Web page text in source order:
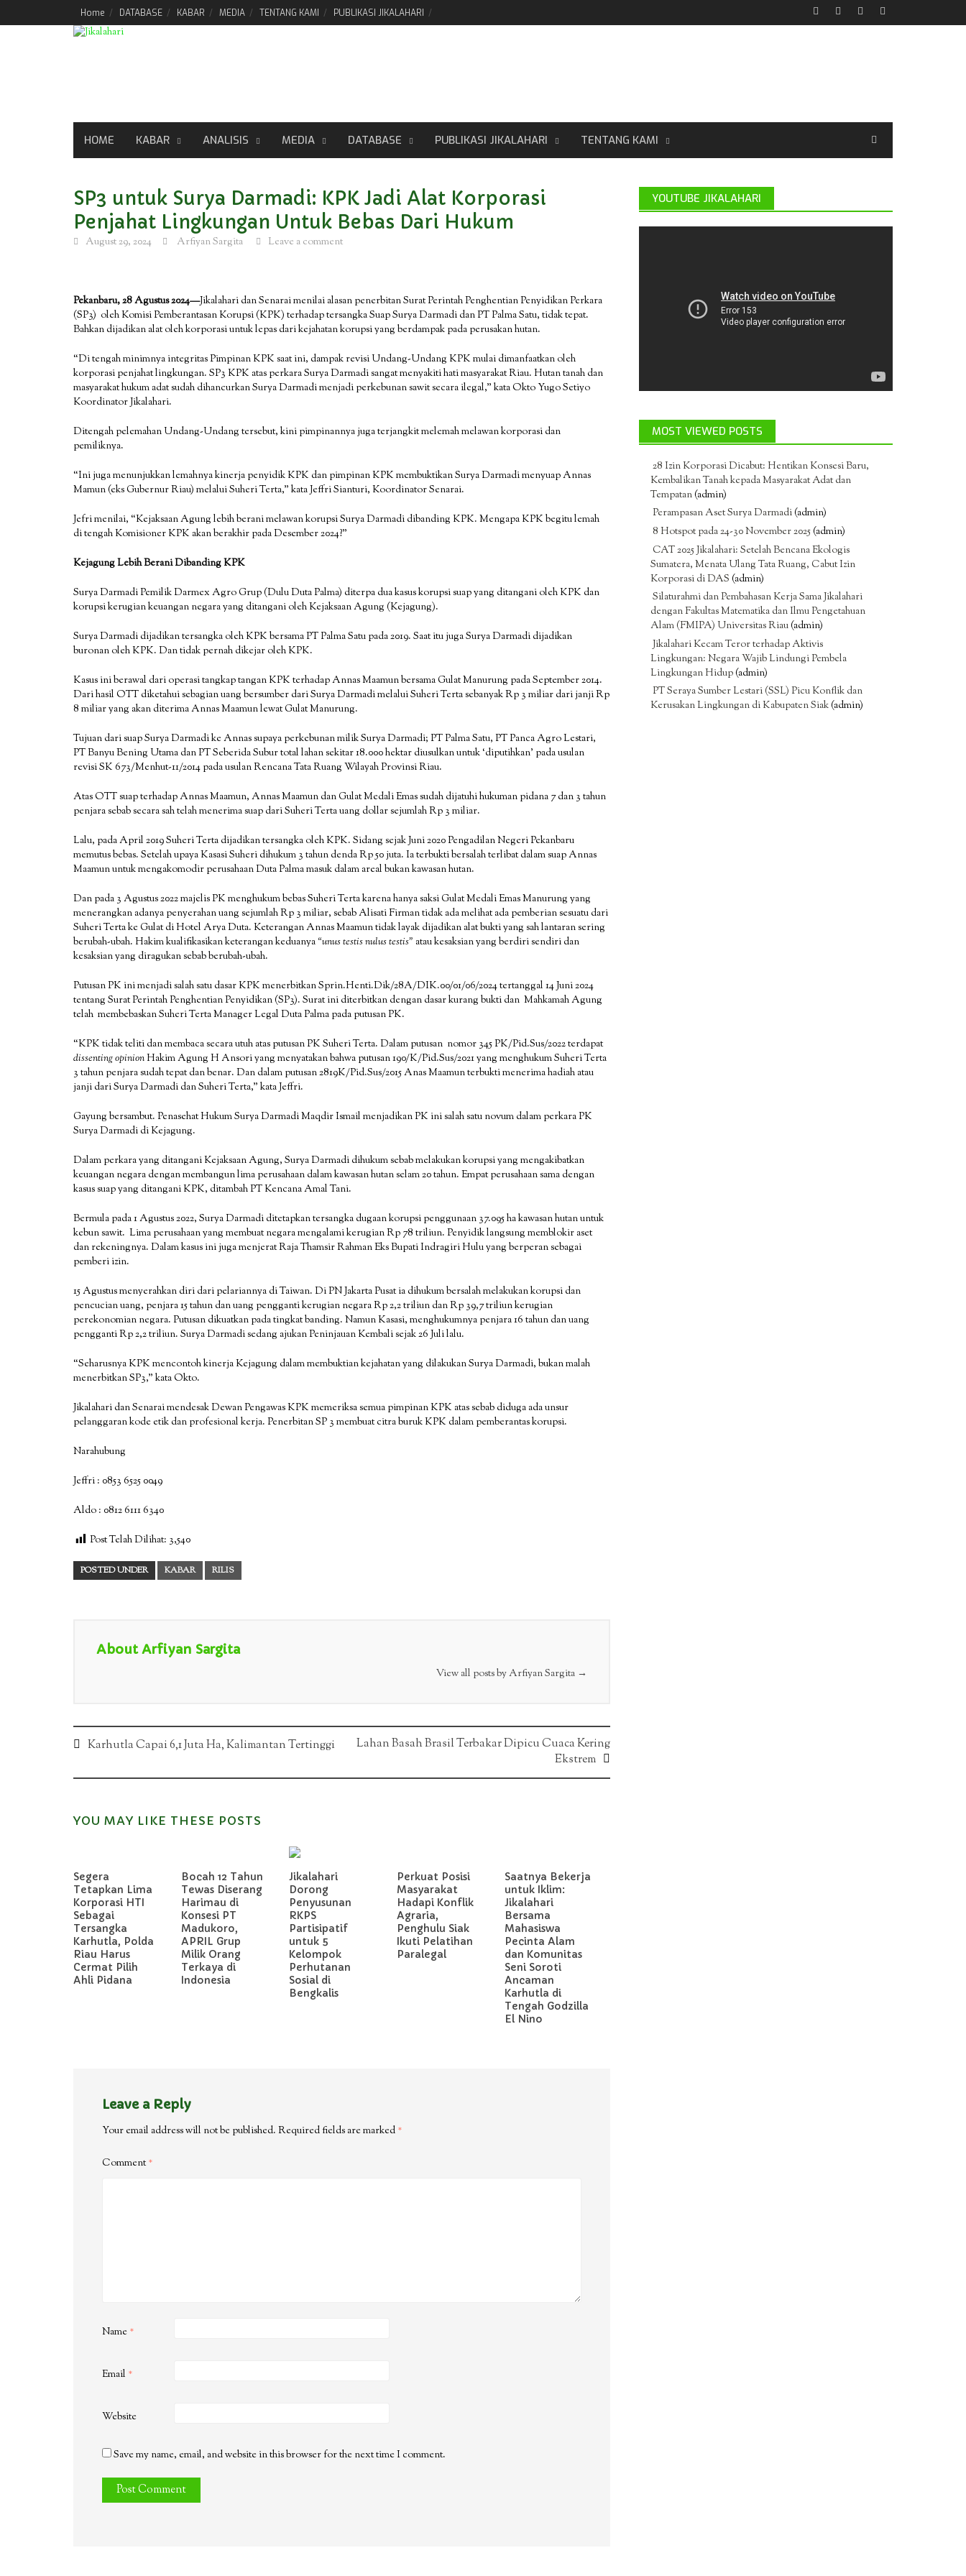
Home DATABASE KABAR MEDIA TENTANG KAMI PUBLIKASI JIKALAHARI
HOME KABAR ANALISIS MEDIA DATABASE PUBLIKASI JIKALAHARI TENTANG KAMI
SP3 untuk Surya Darmadi: KPK Jadi Alat Korporasi
Penjahat Lingkungan Untuk Bebas Dari Hukum
August 29, 2024 Arfiyan Sargita Leave a comment
Pekanbaru, 28 Agustus 2024—Jikalahari dan Senarai menilai alasan penerbitan Surat Perintah Penghentian Penyidikan Perkara
(SP3) oleh Komisi Pemberantasan Korupsi (KPK) terhadap tersangka Suap Surya Darmadi dan PT Palma Satu, tidak tepat.
Bahkan dijadikan alat oleh korporasi untuk lepas dari kejahatan korupsi yang berdampak pada perusakan hutan.
“Di tengah minimnya integritas Pimpinan KPK saat ini, dampak revisi Undang-Undang KPK mulai dimanfaatkan oleh
korporasi penjahat lingkungan. SP3 KPK atas perkara Surya Darmadi sangat menyakiti hati masyarakat Riau. Hutan tanah dan
masyarakat hukum adat sudah dihancurkan Surya Darmadi menjadi perkebunan sawit secara ilegal,” kata Okto Yugo Setiyo
Koordinator Jikalahari.
Ditengah pelemahan Undang-Undang tersebut, kini pimpinannya juga terjangkit melemah melawan korporasi dan
pemiliknya.
“Ini juga menunjukkan lemahnya kinerja penyidik KPK dan pimpinan KPK membuktikan Surya Darmadi menyuap Annas
Mamun (eks Gubernur Riau) melalui Suheri Terta,” kata Jeffri Sianturi, Koordinator Senarai.
Jefri menilai, “Kejaksaan Agung lebih berani melawan korupsi Surya Darmadi dibanding KPK. Mengapa KPK begitu lemah
di tengah Komisioner KPK akan berakhir pada Desember 2024?”
Kejagung Lebih Berani Dibanding KPK
Surya Darmadi Pemilik Darmex Agro Grup (Dulu Duta Palma) diterpa dua kasus korupsi suap yang ditangani oleh KPK dan
korupsi kerugian keuangan negara yang ditangani oleh Kejaksaan Agung (Kejagung).
Surya Darmadi dijadikan tersangka oleh KPK bersama PT Palma Satu pada 2019. Saat itu juga Surya Darmadi dijadikan
buronan oleh KPK. Dan tidak pernah dikejar oleh KPK.
Kasus ini berawal dari operasi tangkap tangan KPK terhadap Annas Maamun bersama Gulat Manurung pada September 2014.
Dari hasil OTT diketahui sebagian uang bersumber dari Surya Darmadi melalui Suheri Terta sebanyak Rp 3 miliar dari janji Rp
8 miliar yang akan diterima Annas Maamun lewat Gulat Manurung.
Tujuan dari suap Surya Darmadi ke Annas supaya perkebunan milik Surya Darmadi; PT Palma Satu, PT Panca Agro Lestari,
PT Banyu Bening Utama dan PT Seberida Subur total lahan sekitar 18.000 hektar diusulkan untuk ‘diputihkan’ pada usulan
revisi SK 673/Menhut-11/2014 pada usulan Rencana Tata Ruang Wilayah Provinsi Riau.
Atas OTT suap terhadap Annas Maamun, Annas Maamun dan Gulat Medali Emas sudah dijatuhi hukuman pidana 7 dan 3 tahun
penjara sebab secara sah telah menerima suap dari Suheri Terta uang dollar sejumlah Rp 3 miliar.
Lalu, pada April 2019 Suheri Terta dijadikan tersangka oleh KPK. Sidang sejak Juni 2020 Pengadilan Negeri Pekanbaru
memutus bebas. Setelah upaya Kasasi Suheri dihukum 3 tahun denda Rp 50 juta. Ia terbukti bersalah terlibat dalam suap Annas
Maamun untuk mengakomodir perusahaan Duta Palma masuk dalam areal bukan kawasan hutan.
Dan pada 3 Agustus 2022 majelis PK menghukum bebas Suheri Terta karena hanya saksi Gulat Medali Emas Manurung yang
menerangkan adanya penyerahan uang sejumlah Rp 3 miliar, sebab Alisati Firman tidak ada melihat ada pemberian sesuatu dari
Suheri Terta ke Gulat di Hotel Arya Duta. Keterangan Annas Maamun tidak layak dijadikan alat bukti yang sah lantaran sering
berubah-ubah. Hakim kualifikasikan keterangan keduanya “unus testis nulus testis” atau kesaksian yang berdiri sendiri dan
kesaksian yang diragukan sebab berubah-ubah.
Putusan PK ini menjadi salah satu dasar KPK menerbitkan Sprin.Henti.Dik/28A/DIK.00/01/06/2024 tertanggal 14 Juni 2024
tentang Surat Perintah Penghentian Penyidikan (SP3). Surat ini diterbitkan dengan dasar kurang bukti dan Mahkamah Agung
telah membebaskan Suheri Terta Manager Legal Duta Palma pada putusan PK.
“KPK tidak teliti dan membaca secara utuh atas putusan PK Suheri Terta. Dalam putusan nomor 345 PK/Pid.Sus/2022 terdapat
dissenting opinionHakim Agung H Ansori yang menyatakan bahwa putusan 190/K/Pid.Sus/2021 yang menghukum Suheri Terta
3 tahun penjara sudah tepat dan benar. Dan dalam putusan 2819K/Pid.Sus/2015 Anas Maamun terbukti menerima hadiah atau
janji dari Surya Darmadi dan Suheri Terta,” kata Jeffri.
Gayung bersambut. Penasehat Hukum Surya Darmadi Maqdir Ismail menjadikan PK ini salah satu novum dalam perkara PK
Surya Darmadi di Kejagung.
Dalam perkara yang ditangani Kejaksaan Agung, Surya Darmadi dihukum sebab melakukan korupsi yang mengakibatkan
keuangan negara dengan membangun lima perusahaan dalam kawasan hutan selam 20 tahun. Empat perusahaan sama dengan
kasus suap yang ditangani KPK, ditambah PT Kencana Amal Tani.
Bermula pada 1 Agustus 2022, Surya Darmadi ditetapkan tersangka dugaan korupsi penggunaan 37.095 ha kawasan hutan untuk
kebun sawit. Lima perusahaan yang membuat negara mengalami kerugian Rp 78 triliun. Penyidik langsung memblokir aset
dan rekeningnya. Dalam kasus ini juga menjerat Raja Thamsir Rahman Eks Bupati Indragiri Hulu yang berperan sebagai
pemberi izin.
15 Agustus menyerahkan diri dari pelariannya di Taiwan. Di PN Jakarta Pusat ia dihukum bersalah melakukan korupsi dan
pencucian uang, penjara 15 tahun dan uang pengganti kerugian negara Rp 2,2 triliun dan Rp 39,7 triliun kerugian
perekonomian negara. Putusan dikuatkan pada tingkat banding. Namun Kasasi, menghukumnya penjara 16 tahun dan uang
pengganti Rp 2,2 triliun. Surya Darmadi sedang ajukan Peninjauan Kembali sejak 26 Juli lalu.
“Seharusnya KPK mencontoh kinerja Kejagung dalam membuktian kejahatan yang dilakukan Surya Darmadi, bukan malah
menerbitkan SP3,” kata Okto.
Jikalahari dan Senarai mendesak Dewan Pengawas KPK memeriksa semua pimpinan KPK atas sebab diduga ada unsur
pelanggaran kode etik dan profesional kerja. Penerbitan SP 3 membuat citra buruk KPK dalam pemberantas korupsi.
Narahubung
Jeffri : 0853 6525 0049
Aldo : 0812 6111 6340
Post Telah Dilihat: 3,540
POSTED UNDER KABAR RILIS
About Arfiyan Sargita
View all posts by Arfiyan Sargita →
Post
Karhutla Capai 6,1 Juta Ha, Kalimantan Tertinggi
Lahan Basah Brasil Terbakar Dipicu Cuaca Kering
Ekstrem
YOU MAY LIKE THESE POSTS
Segera
Tetapkan Lima
Korporasi HTI
Sebagai
Tersangka
Karhutla, Polda
Riau Harus
Cermat Pilih
Ahli Pidana
Bocah 12 Tahun
Tewas Diserang
Harimau di
Konsesi PT
Madukoro,
APRIL Grup
Milik Orang
Terkaya di
Indonesia
Jikalahari
Dorong
Penyusunan
RKPS
Partisipatif
untuk 5
Kelompok
Perhutanan
Sosial di
Bengkalis
Perkuat Posisi
Masyarakat
Hadapi Konflik
Agraria,
Penghulu Siak
Ikuti Pelatihan
Paralegal
Saatnya Bekerja
untuk Iklim:
Jikalahari
Bersama
Mahasiswa
Pecinta Alam
dan Komunitas
Seni Soroti
Ancaman
Karhutla di
Tengah Godzilla
El Nino
Leave a Reply
Your email address will not be published. Required fields are marked *
Comment*
Name *
Email *
Website
Save my name, email, and website in this browser for the next time I comment.
YOUTUBE JIKALAHARI
MOST VIEWED POSTS
28 Izin Korporasi Dicabut: Hentikan Konsesi Baru,
Kembalikan Tanah kepada Masyarakat Adat dan
Tempatan(admin)
Perampasan Aset Surya Darmadi(admin)
8 Hotspot pada 24-30 November 2025(admin)
CAT 2025 Jikalahari: Setelah Bencana Ekologis
Sumatera, Menata Ulang Tata Ruang, Cabut Izin
Korporasi di DAS (admin)
Silaturahmi dan Pembahasan Kerja Sama Jikalahari
dengan Fakultas Matematika dan Ilmu Pengetahuan
Alam (FMIPA) Universitas Riau(admin)
Jikalahari Kecam Teror terhadap Aktivis
Lingkungan: Negara Wajib Lindungi Pembela
Lingkungan Hidup(admin)
PT Seraya Sumber Lestari (SSL) Picu Konflik dan
Kerusakan Lingkungan di Kabupaten Siak(admin)